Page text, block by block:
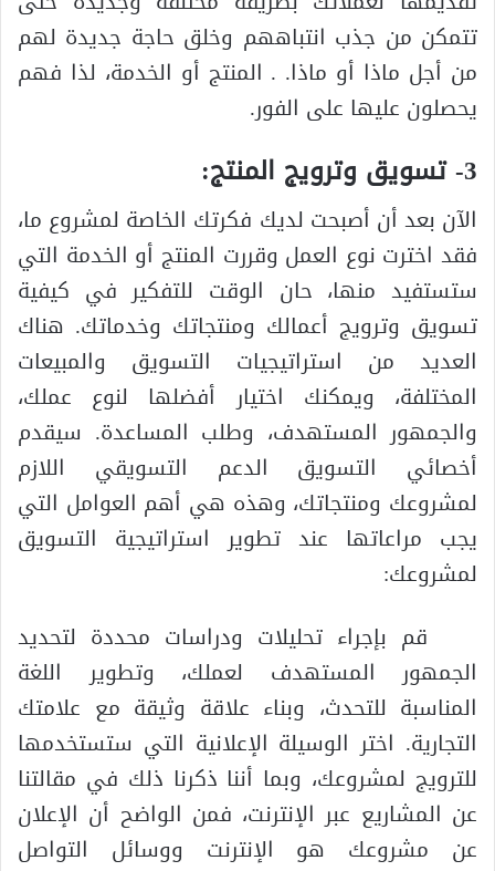
تتمكن من جذب انتباههم وخلق حاجة جديدة لهم
من أجل ماذا أو ماذا. . المنتج أو الخدمة، لذا فهم
يحصلون عليها على الفور.
3- تسويق وترويج المنتج:
الآن بعد أن أصبحت لديك فكرتك الخاصة لمشروع ما،
فقد اخترت نوع العمل وقررت المنتج أو الخدمة التي
ستستفيد منها، حان الوقت للتفكير في كيفية
تسويق وترويج أعمالك ومنتجاتك وخدماتك. هناك
العديد من استراتيجيات التسويق والمبيعات
المختلفة، ويمكنك اختيار أفضلها لنوع عملك،
والجمهور المستهدف، وطلب المساعدة. سيقدم
أخصائي التسويق الدعم التسويقي اللازم
لمشروعك ومنتجاتك، وهذه هي أهم العوامل التي
يجب مراعاتها عند تطوير استراتيجية التسويق
لمشروعك:
قم بإجراء تحليلات ودراسات محددة لتحديد
الجمهور المستهدف لعملك، وتطوير اللغة
المناسبة للتحدث، وبناء علاقة وثيقة مع علامتك
التجارية. اختر الوسيلة الإعلانية التي ستستخدمها
للترويج لمشروعك، وبما أننا ذكرنا ذلك في مقالتنا
عن المشاريع عبر الإنترنت، فمن الواضح أن الإعلان
عن مشروعك هو الإنترنت ووسائل التواصل